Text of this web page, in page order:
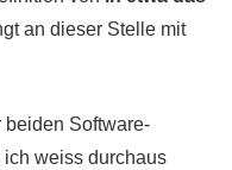
an dieser Stelle mit
beiden Software-
ich weiss durchaus